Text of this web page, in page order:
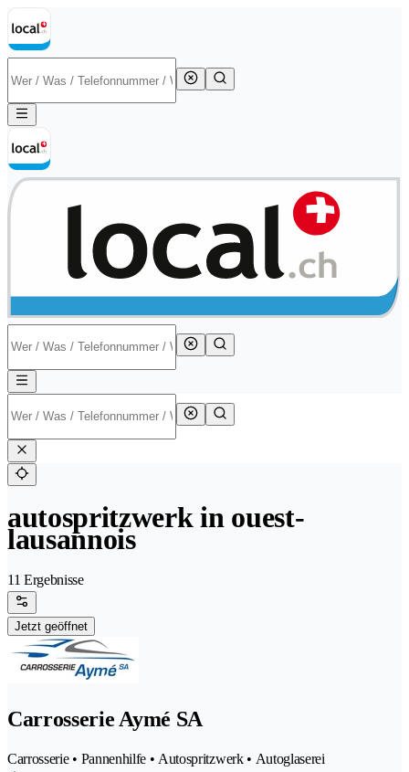
autospritzwerk in ouest-
lausannois
11 Ergebnisse
Jetzt geöffnet
Carrosserie Aymé SA
Carrosserie • Pannenhilfe • Autospritzwerk • Autoglaserei